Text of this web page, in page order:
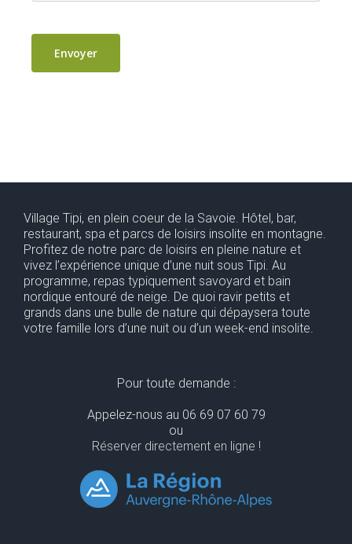
Village Tipi, en plein coeur de la Savoie. Hôtel, bar,
restaurant, spa et parcs de loisirs insolite en montagne.
Profitez de notre parc de loisirs en pleine nature et
vivez l’expérience unique d’une nuit sous Tipi. Au
programme, repas typiquement savoyard et bain
nordique entouré de neige. De quoi ravir petits et
grands dans une bulle de nature qui dépaysera toute
votre famille lors d’une nuit ou d’un week-end insolite.
Pour toute demande :
Appelez-nous au 06 69 07 60 79
ou
Réserver directement en ligne !